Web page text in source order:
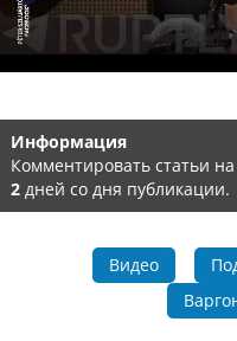
Информация
Комментировать статьи
2 дней со дня публикации.
Видео